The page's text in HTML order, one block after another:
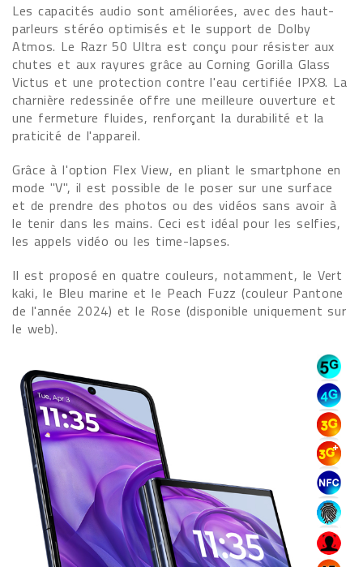
Les capacités audio sont améliorées, avec des haut-
parleurs stéréo optimisés et le support de Dolby
Atmos. Le Razr 50 Ultra est conçu pour résister aux
chutes et aux rayures grâce au Corning Gorilla Glass
Victus et une protection contre l'eau certifiée IPX8. La
charnière redessinée offre une meilleure ouverture et
une fermeture fluides, renforçant la durabilité et la
praticité de l'appareil.
Grâce à l'option Flex View, en pliant le smartphone en
mode "V", il est possible de le poser sur une surface
et de prendre des photos ou des vidéos sans avoir à
le tenir dans les mains. Ceci est idéal pour les selfies,
les appels vidéo ou les time-lapses.
Il est proposé en quatre couleurs, notamment, le Vert
kaki, le Bleu marine et le Peach Fuzz (couleur Pantone
de l'année 2024) et le Rose (disponible uniquement sur
le web).